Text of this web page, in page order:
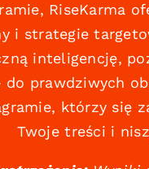
RiseKarma
i strategie
inteligencję,
do prawdziwych
którzy się
Twoje treści i